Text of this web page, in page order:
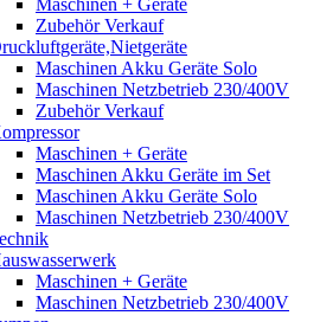
Maschinen + Geräte
Zubehör Verkauf
Maschinen Akku Geräte Solo
Maschinen Netzbetrieb 230/400V
Zubehör Verkauf
Maschinen + Geräte
Maschinen Akku Geräte im Set
Maschinen Akku Geräte Solo
Maschinen Netzbetrieb 230/400V
Maschinen + Geräte
Maschinen Netzbetrieb 230/400V